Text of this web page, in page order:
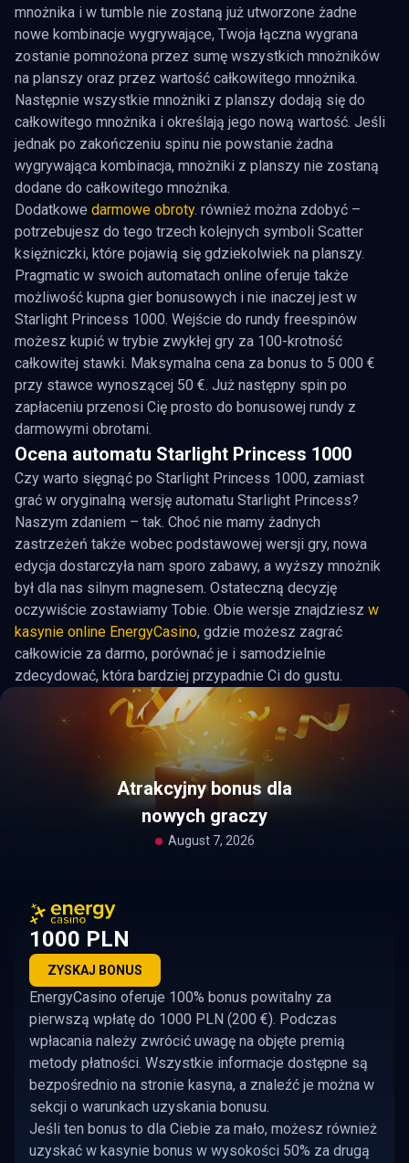
mnożnika i w tumble nie zostaną już utworzone żadne
nowe kombinacje wygrywające, Twoja łączna wygrana
zostanie pomnożona przez sumę wszystkich mnożników
na planszy oraz przez wartość całkowitego mnożnika.
Następnie wszystkie mnożniki z planszy dodają się do
całkowitego mnożnika i określają jego nową wartość. Jeśli
jednak po zakończeniu spinu nie powstanie żadna
wygrywająca kombinacja, mnożniki z planszy nie zostaną
dodane do całkowitego mnożnika.
Dodatkowe darmowe obroty. również można zdobyć –
potrzebujesz do tego trzech kolejnych symboli Scatter
księżniczki, które pojawią się gdziekolwiek na planszy.
Pragmatic w swoich automatach online oferuje także
możliwość kupna gier bonusowych i nie inaczej jest w
Starlight Princess 1000. Wejście do rundy freespinów
możesz kupić w trybie zwykłej gry za 100-krotność
całkowitej stawki. Maksymalna cena za bonus to 5 000 €
przy stawce wynoszącej 50 €. Już następny spin po
zapłaceniu przenosi Cię prosto do bonusowej rundy z
darmowymi obrotami.
Ocena automatu Starlight Princess 1000
Czy warto sięgnąć po Starlight Princess 1000, zamiast
grać w oryginalną wersję automatu Starlight Princess?
Naszym zdaniem – tak. Choć nie mamy żadnych
zastrzeżeń także wobec podstawowej wersji gry, nowa
edycja dostarczyła nam sporo zabawy, a wyższy mnożnik
był dla nas silnym magnesem. Ostateczną decyzję
oczywiście zostawiamy Tobie. Obie wersje znajdziesz w
kasynie online EnergyCasino, gdzie możesz zagrać
całkowicie za darmo, porównać je i samodzielnie
zdecydować, która bardziej przypadnie Ci do gustu.
Atrakcyjny bonus dla
nowych graczy
August 7, 2026
1000 PLN
ZYSKAJ BONUS
EnergyCasino oferuje 100% bonus powitalny za
pierwszą wpłatę do 1000 PLN (200 €). Podczas
wpłacania należy zwrócić uwagę na objęte premią
metody płatności. Wszystkie informacje dostępne są
bezpośrednio na stronie kasyna, a znaleźć je można w
sekcji o warunkach uzyskania bonusu.
Jeśli ten bonus to dla Ciebie za mało, możesz również
uzyskać w kasynie bonus w wysokości 50% za drugą